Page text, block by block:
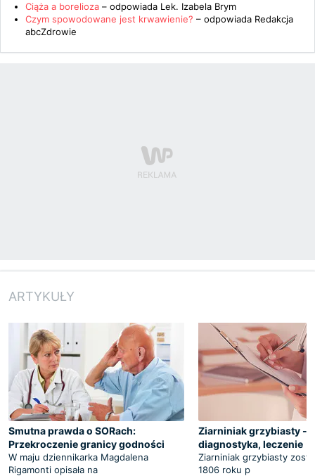
Ciąża a borelioza – odpowiada Lek. Izabela Brym
Czym spowodowane jest krwawienie? – odpowiada Redakcja
abcZdrowie
ARTYKUŁY
Smutna prawda o SORach:
Przekroczenie granicy godności
W maju dziennikarka Magdalena
Rigamonti opisała na
Ziarniniak grzybiasty -
diagnostyka, leczenie
Ziarniniak grzybiasty
1806 roku p